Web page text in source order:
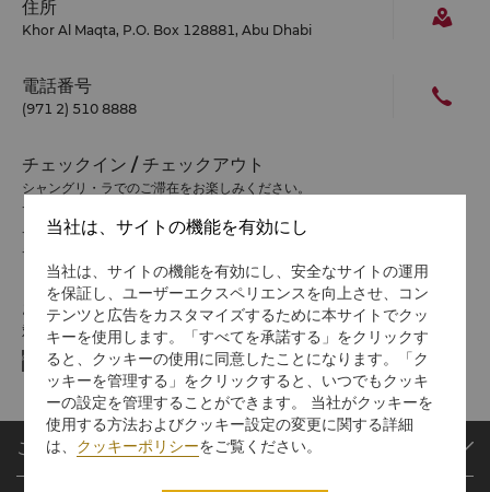
住所
Khor Al Maqta, P.O. Box 128881, Abu Dhabi
電話番号
(971 2) 510 8888
チェックイン / チェックアウト
シャングリ・ラでのご滞在をお楽しみください。
チェックイン/アウトの時間は以下のとおりです。
チェックイン：午後2 時
チェックアウト：正午
お支払い方法
対象プラットフォームでご利用可能なオンライン決済方法:
ご予約
当社は、サイトの機能を有効にし
当社は、サイトの機能を有効にし、安全なサイトの運用
を保証し、ユーザーエクスペリエンスを向上させ、コン
テンツと広告をカスタマイズするために本サイトでクッ
キーを使用します。「すべてを承諾する」をクリックす
ると、クッキーの使用に同意したことになります。「ク
ッキーを管理する」をクリックすると、いつでもクッキ
ーの設定を管理することができます。 当社がクッキーを
使用する方法およびクッキー設定の変更に関する詳細
は、 クッキーポリシーをご覧ください。